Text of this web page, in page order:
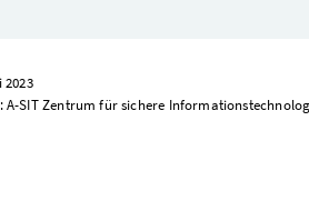
SIT Zentrum für sichere